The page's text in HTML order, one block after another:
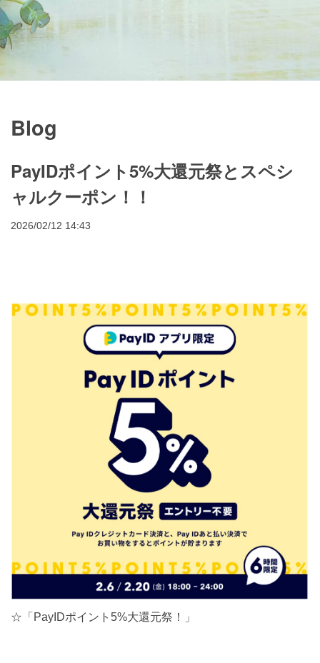
Blog
PayIDポイント5%大還元祭とスペシ
ャルクーポン！！
2026/02/12 14:43
☆「PayIDポイント5%大還元祭！」